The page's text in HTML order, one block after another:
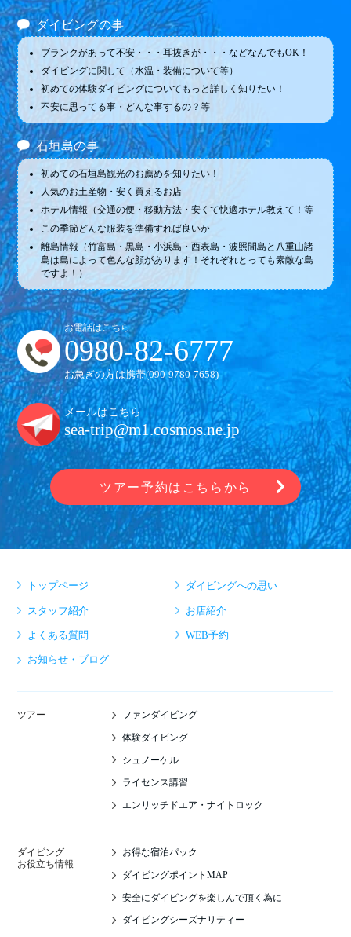
ダイビングの事
ブランクがあって不安・・・耳抜きが・・・などなんでもOK！
ダイビングに関して（水温・装備について等）
初めての体験ダイビングについてもっと詳しく知りたい！
不安に思ってる事・どんな事するの？等
石垣島の事
初めての石垣島観光のお薦めを知りたい！
人気のお土産物・安く買えるお店
ホテル情報（交通の便・移動方法・安くて快適ホテル教えて！等
この季節どんな服装を準備すれば良いか
離島情報（竹富島・黒島・小浜島・西表島・波照間島と八重山諸
島は島によって色んな顔があります！それぞれとっても素敵な島
ですよ！）
お電話はこちら
0980-82-6777
お急ぎの方は携帯(090-9780-7658)
メールはこちら
sea-trip@m1.cosmos.ne.jp
ツアー予約はこちらから
トップページ ダイビングへの思い
スタッフ紹介 お店紹介
よくある質問 WEB予約
お知らせ・ブログ
ツアー ファンダイビング
体験ダイビング
シュノーケル
ライセンス講習
エンリッチドエア・ナイトロック
ダイビング
お役立ち情報
お得な宿泊パック
ダイビングポイントMAP
安全にダイビングを楽しんで頂く為に
ダイビングシーズナリティー